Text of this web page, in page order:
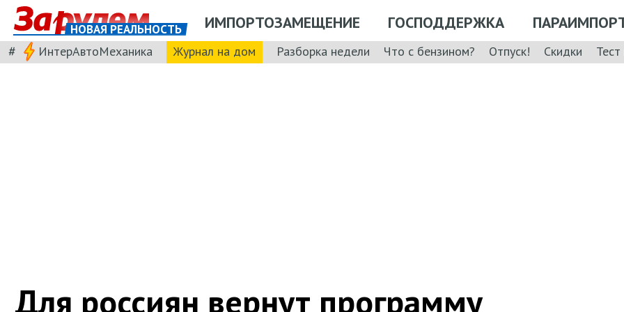
НОВАЯ РЕАЛЬНОСТЬ ИМПОРТОЗАМЕЩЕНИЕ ГОСПОДДЕРЖКА
# ИнтерАвтоМеханика Журнал на дом Разборка недели Что с бензином? Отпуск! Скидки
Для россиян вернут программу